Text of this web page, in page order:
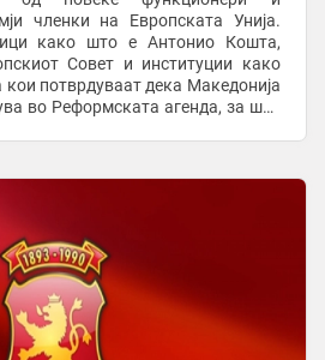
членки на Европската Унија.
како што е Антонио Кошта,
Совет и институции како
кои потврдуваат дека Македонија
во Реформската агенда, за што